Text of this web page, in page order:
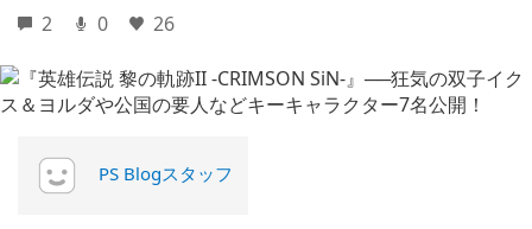
2 0 26
PS Blogスタッフ